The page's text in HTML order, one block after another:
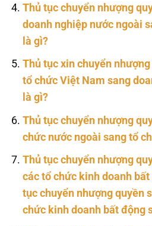
Thủ tục chuyển nhượng
doanh nghiệp nước ngoài
là gì?
Thủ tục xin chuyển
tổ chức Việt Nam sang
là gì?
Thủ tục chuyển nhượng
chức nước ngoài sang tổ
Thủ tục chuyển nhượng
các tổ chức kinh doanh
tục chuyển nhượng quyền
chức kinh doanh bất động